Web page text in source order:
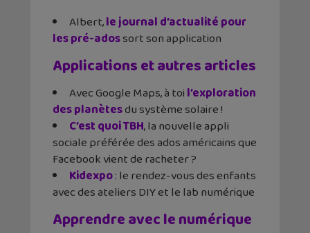
Albert,le journal d’actualité pour
les pré-adossort son application
Applications et autres articles
Avec Google Maps, à toil’exploration
des planètesdu système solaire !
C’est quoi TBH, la nouvelle appli
sociale préférée des ados américains que
Facebook vient de racheter ?
Kidexpo: le rendez-vous des enfants
avec des ateliers DIY et le lab numérique
Apprendre avec le numérique